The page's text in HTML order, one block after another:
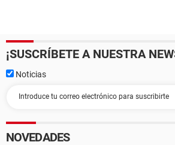
¡SUSCRÍBETE A NUESTRA
Noticias
NOVEDADES